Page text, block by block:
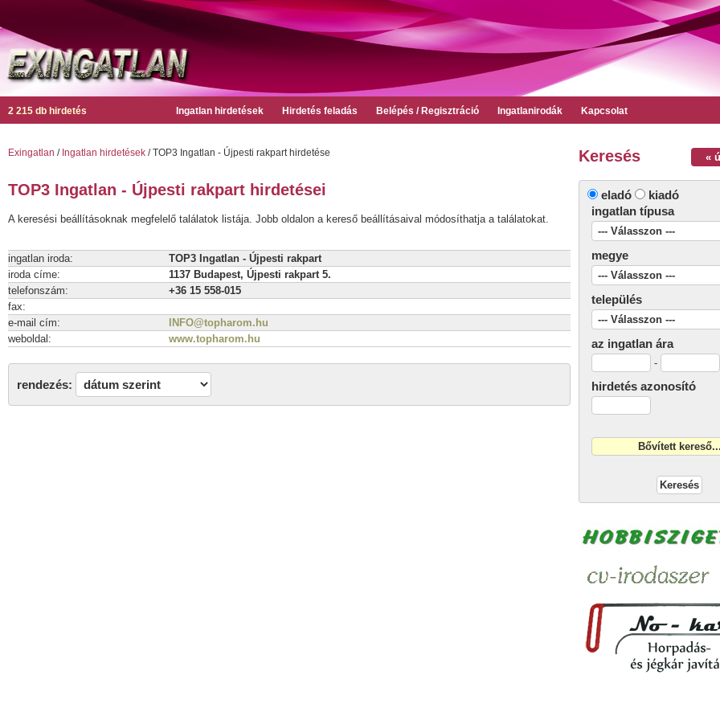
2 215 db hirdetés Ingatlan hirdetések Hirdetés feladás Belépés / Regisztráció Ingatlanirodák Kapcsolat
«
Keresés
eladó
kiadó
ingatlan típusa
megye
település
az ingatlan ára
-
hirdetés azonosító
Exingatlan / Ingatlan hirdetések / TOP3 Ingatlan - Újpesti rakpart hirdetése
TOP3 Ingatlan - Újpesti rakpart hirdetései
A keresési beállításoknak megfelelő találatok listája. Jobb oldalon a kereső beállításaival módosíthatja a találatokat.
ingatlan iroda:
TOP3 Ingatlan - Újpesti rakpart
iroda címe:
1137 Budapest, Újpesti rakpart 5.
telefonszám:
+36 15 558-015
fax:
e-mail cím:
INFO@topharom.hu
weboldal:
www.topharom.hu
rendezés: